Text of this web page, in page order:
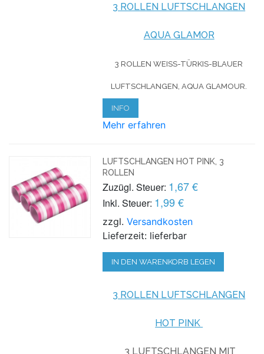
3 ROLLEN LUFTSCHLANGEN
AQUA GLAMOR
3 ROLLEN WEISS-TÜRKIS-BLAUER L
UFTSCHLANGEN, AQUA GLAMOUR.
INFO
Mehr erfahren
LUFTSCHLANGEN HOT PINK, 3
ROLLEN
Zuzügl. Steuer: 1,67 €
Inkl. Steuer: 1,99 €
zzgl.Versandkosten
Lieferzeit: lieferbar
IN DEN WARENKORB LEGEN
3 ROLLEN LUFTSCHLANGEN
HOT PINK
3 LUFTSCHLANGEN MIT